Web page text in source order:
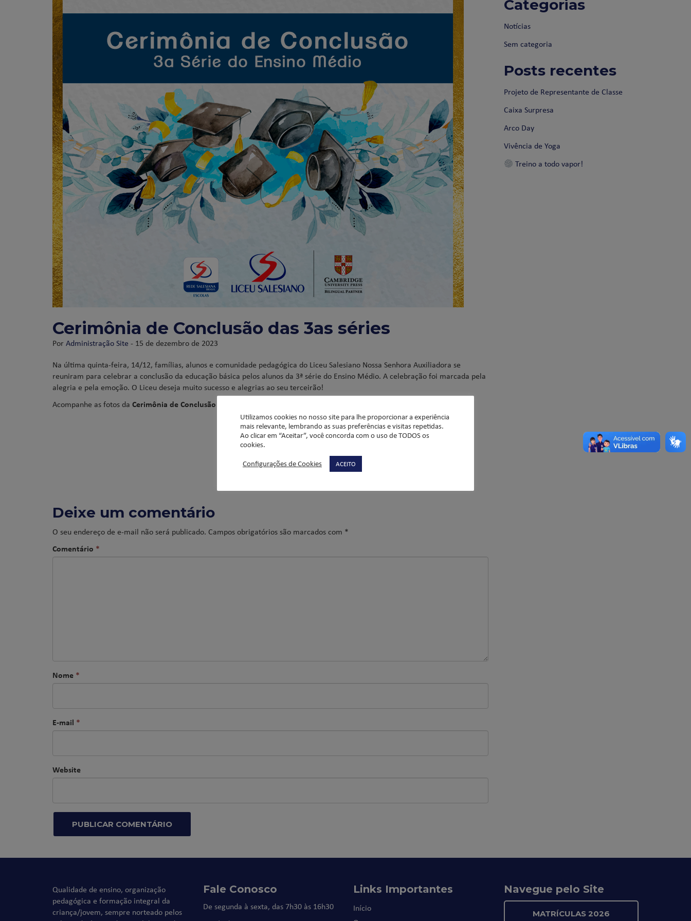
Cerimônia de Conclusão das 3as séries
PorAdministração Site - 15 de dezembro de 2023
Na última quinta-feira, 14/12, famílias, alunos e comunidade pedagógica do Liceu Salesiano Nossa Senhora Auxiliadora se
reuniram para celebrar a conclusão da educação básica pelos alunos da 3ª série do Ensino Médio. A celebração foi marcada pela
alegria e pela emoção. O Liceu deseja muito sucesso e alegrias ao seu terceirão!
Acompanhe as fotos da Cerimônia de Conclusão das 3as séries
Deixe um comentário
O seu endereço de e-mail não será publicado. Campos obrigatórios são marcados com *
Comentário *
Nome *
E-mail *
Website
Categorias
Notícias
Sem categoria
Posts recentes
Projeto de Representante de Classe
Caixa Surpresa
Arco Day
Vivência de Yoga
Treino a todo vapor!
Qualidade de ensino, organização
pedagógica e formação integral da
criança/jovem, sempre norteado pelos
Fale Conosco
De segunda à sexta, das 7h30 às 16h30
Links Importantes
Início
Navegue pelo Site
MATRÍCULAS 2026
Utilizamos cookies no nosso site para lhe proporcionar a experiência
mais relevante, lembrando as suas preferências e visitas repetidas.
Ao clicar em “Aceitar”, você concorda com o uso de TODOS os
cookies.
Configurações de Cookies
ACEITO